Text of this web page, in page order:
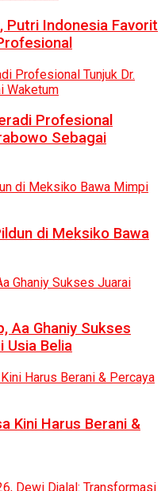
Putri Indonesia Favorit
Profesional
Sebagai
di Meksiko Bawa
Aa Ghaniy Sukses
Usia Belia
Kini Harus Berani &